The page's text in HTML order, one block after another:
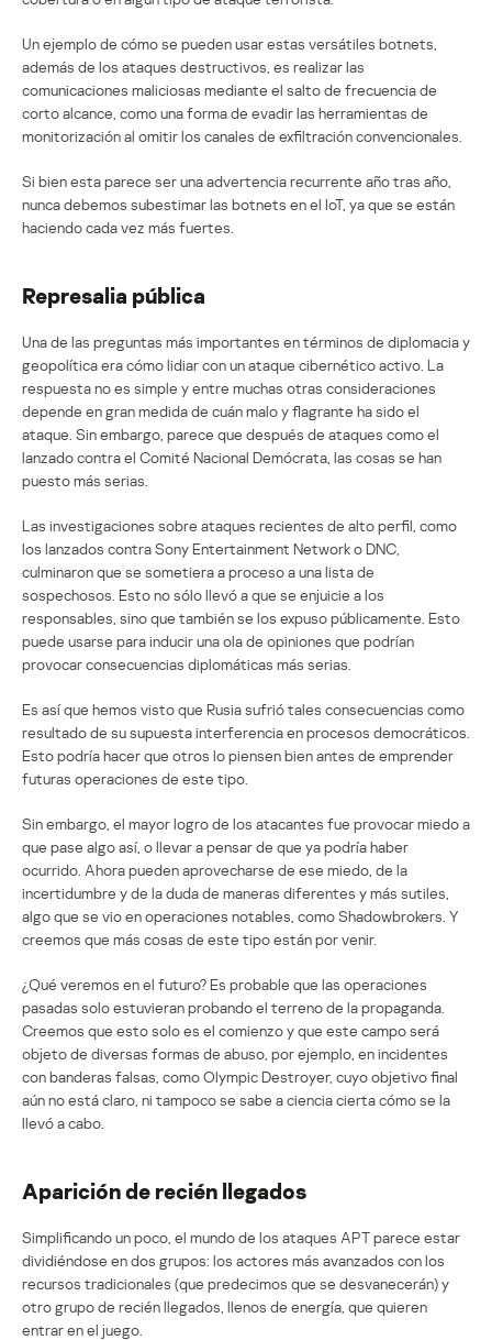
Un ejemplo de cómo se pueden usar estas versátiles botnets,
además de los ataques destructivos, es realizar las
comunicaciones maliciosas mediante el salto de frecuencia de
corto alcance, como una forma de evadir las herramientas de
monitorización al omitir los canales de exfiltración convencionales.
Si bien esta parece ser una advertencia recurrente año tras año,
nunca debemos subestimar las botnets en el IoT, ya que se están
haciendo cada vez más fuertes.
Represalia pública
Una de las preguntas más importantes en términos de diplomacia y
geopolítica era cómo lidiar con un ataque cibernético activo. La
respuesta no es simple y entre muchas otras consideraciones
depende en gran medida de cuán malo y flagrante ha sido el
ataque. Sin embargo, parece que después de ataques como el
lanzado contra el Comité Nacional Demócrata, las cosas se han
puesto más serias.
Las investigaciones sobre ataques recientes de alto perfil, como
los lanzados contra Sony Entertainment Network o DNC,
culminaron que se sometiera a proceso a una lista de
sospechosos. Esto no sólo llevó a que se enjuicie a los
responsables, sino que también se los expuso públicamente. Esto
puede usarse para inducir una ola de opiniones que podrían
provocar consecuencias diplomáticas más serias.
Es así que hemos visto que Rusia sufrió tales consecuencias como
resultado de su supuesta interferencia en procesos democráticos.
Esto podría hacer que otros lo piensen bien antes de emprender
futuras operaciones de este tipo.
Sin embargo, el mayor logro de los atacantes fue provocar miedo a
que pase algo así, o llevar a pensar de que ya podría haber
ocurrido. Ahora pueden aprovecharse de ese miedo, de la
incertidumbre y de la duda de maneras diferentes y más sutiles,
algo que se vio en operaciones notables, como Shadowbrokers. Y
creemos que más cosas de este tipo están por venir.
¿Qué veremos en el futuro? Es probable que las operaciones
pasadas solo estuvieran probando el terreno de la propaganda.
Creemos que esto solo es el comienzo y que este campo será
objeto de diversas formas de abuso, por ejemplo, en incidentes
con banderas falsas, como Olympic Destroyer, cuyo objetivo final
aún no está claro, ni tampoco se sabe a ciencia cierta cómo se la
llevó a cabo.
Aparición de recién llegados
Simplificando un poco, el mundo de los ataques APT parece estar
dividiéndose en dos grupos: los actores más avanzados con los
recursos tradicionales (que predecimos que se desvanecerán) y
otro grupo de recién llegados, llenos de energía, que quieren
entrar en el juego.